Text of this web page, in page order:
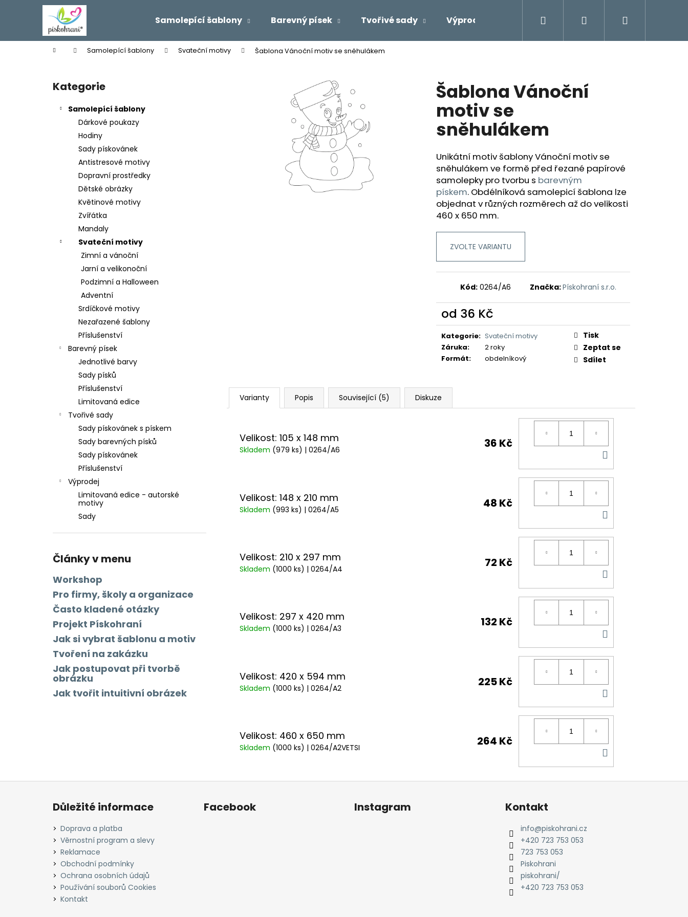
Samolepící šablony Barevný písek Tvořivé sady Výprodej Přihlášení
Domů Samolepící šablony Svateční motivy Šablona Vánoční motiv se sněhulákem
Přeskočit
kategorie
Kategorie
Samolepící šablony
Dárkové poukazy
Hodiny
Sady pískovánek
Antistresové motivy
Dopravní prostředky
Dětské obrázky
Květinové motivy
Zvířátka
Mandaly
Svateční motivy
Zimní a vánoční
Jarní a velikonoční
Podzimní a Halloween
Adventní
Srdíčkové motivy
Nezařazené šablony
Příslušenství
Barevný písek
Jednotlivé barvy
Sady písků
Příslušenství
Limitovaná edice
Tvořivé sady
Sady pískovánek s pískem
Sady barevných písků
Sady pískovánek
Příslušenství
Výprodej
Limitovaná edice - autorské
motivy
Sady
Články v menu
Workshop
Pro firmy, školy a organizace
Často kladené otázky
Projekt Pískohraní
Jak si vybrat šablonu a motiv
Tvoření na zakázku
Jak postupovat při tvorbě
obrázku
Jak tvořit intuitivní obrázek
Šablona Vánoční
motiv se
sněhulákem
Unikátní motiv šablony Vánoční motiv se
sněhulákem ve formě před řezané papírové
samolepky pro tvorbu s barevným
pískem. Obdélníková samolepicí šablona lze
objednat v různých rozměrech až do velikosti
460 x 650 mm.
ZVOLTE VARIANTU
Kód: 0264/A6 Značka:Pískohraní s.r.o.
od 36 Kč
Měrná
cena:
Kategorie: Svateční motivy
Záruka:
2 roky
Formát: obdelníkový
Tisk
Zeptat se
Sdílet
Varianty Popis Související (5) Diskuze
Velikost: 105 x 148 mm
Skladem (979 ks) | 0264/A6 36 Kč
KOŠÍKU
Velikost: 148 x 210 mm
Skladem (993 ks) | 0264/A5 48 Kč
KOŠÍKU
Velikost: 210 x 297 mm
Skladem (1000 ks) | 0264/A4 72 Kč
KOŠÍKU
Velikost: 297 x 420 mm
Skladem (1000 ks) | 0264/A3 132 Kč
KOŠÍKU
Velikost: 420 x 594 mm
Skladem (1000 ks) | 0264/A2 225 Kč
KOŠÍKU
Velikost: 460 x 650 mm
Skladem (1000 ks) | 0264/A2VETSI 264 Kč
KOŠÍKU
í
Zpět
do
Zpět
do
Co potřebujete najít?
Doporučujeme
Z
Důležité informace
Doprava a platba
Věrnostní program a slevy
Reklamace
Obchodní podmínky
Ochrana osobních údajů
Používání souborů Cookies
Kontakt
Facebook Instagram Kontakt
info@piskohrani.cz
+420 723 753 053
723 753 053
Piskohrani
piskohrani/
+420 723 753 053